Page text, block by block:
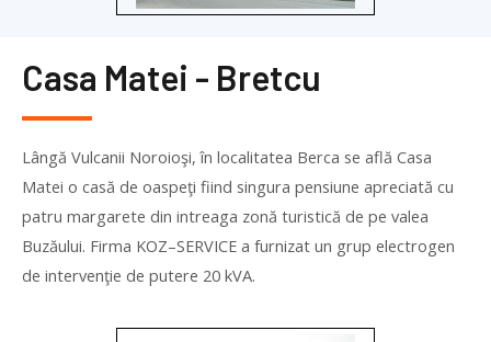
Casa Matei - Bretcu
Lângă Vulcanii Noroioşi, în localitatea Berca se află Casa
Matei o casă de oaspeţi fiind singura pensiune apreciată cu
patru margarete din intreaga zonă turistică de pe valea
Buzăului. Firma KOZ–SERVICE a furnizat un grup electrogen
de intervenţie de putere 20 kVA.